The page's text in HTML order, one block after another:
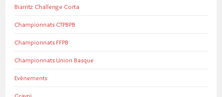
Biarritz Challenge Corta
Championnats CTPBPB
Championnats FFPB
Championnats Union Basque
Evènements